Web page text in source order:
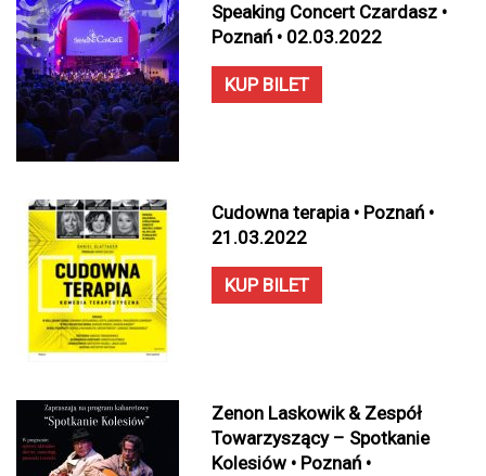
Speaking Concert Czardasz •
Poznań • 02.03.2022
KUP BILET
Cudowna terapia • Poznań •
21.03.2022
KUP BILET
Zenon Laskowik & Zespół
Towarzyszący – Spotkanie
Kolesiów • Poznań •